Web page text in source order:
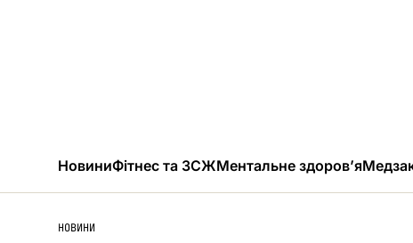
НовиниФітнес та ЗСЖМентальне здоров’я
НОВИНИ